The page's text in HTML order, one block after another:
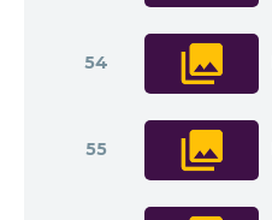
54
55